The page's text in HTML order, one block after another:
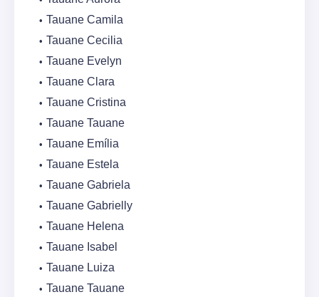
Tauane Camila
Tauane Cecilia
Tauane Evelyn
Tauane Clara
Tauane Cristina
Tauane Tauane
Tauane Emília
Tauane Estela
Tauane Gabriela
Tauane Gabrielly
Tauane Helena
Tauane Isabel
Tauane Luiza
Tauane Tauane